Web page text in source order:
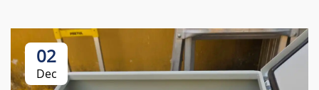
02
Dec